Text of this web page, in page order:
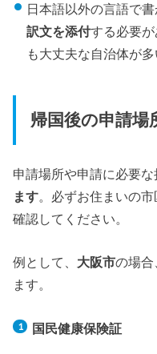
日本語以外の言語で書
訳文を添付する必要
も大丈夫な自治体が多
帰国後の申請場
申請場所や申請に必要な
ます。必ずお住まいの
確認してください。
例として、 大阪市の場合
ます。
国民健康保険証